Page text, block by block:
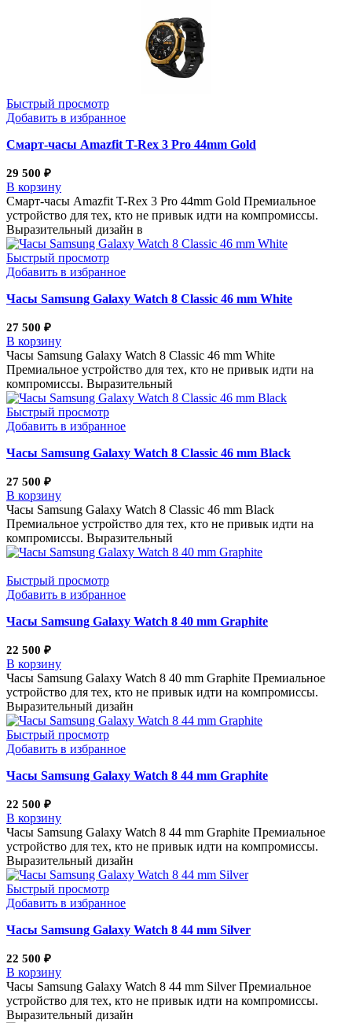
Быстрый просмотр
Добавить в избранное
Смарт-часы Amazfit T-Rex 3 Pro 44mm Gold
29 500 ₽
В корзину
Смарт-часы Amazfit T-Rex 3 Pro 44mm Gold Премиальное
устройство для тех, кто не привык идти на компромиссы.
Выразительный дизайн в
Быстрый просмотр
Добавить в избранное
Часы Samsung Galaxy Watch 8 Classic 46 mm White
27 500 ₽
В корзину
Часы Samsung Galaxy Watch 8 Classic 46 mm White
Премиальное устройство для тех, кто не привык идти на
компромиссы. Выразительный
Быстрый просмотр
Добавить в избранное
Часы Samsung Galaxy Watch 8 Classic 46 mm Black
27 500 ₽
В корзину
Часы Samsung Galaxy Watch 8 Classic 46 mm Black
Премиальное устройство для тех, кто не привык идти на
компромиссы. Выразительный
Быстрый просмотр
Добавить в избранное
Часы Samsung Galaxy Watch 8 40 mm Graphite
22 500 ₽
В корзину
Часы Samsung Galaxy Watch 8 40 mm Graphite Премиальное
устройство для тех, кто не привык идти на компромиссы.
Выразительный дизайн
Быстрый просмотр
Добавить в избранное
Часы Samsung Galaxy Watch 8 44 mm Graphite
22 500 ₽
В корзину
Часы Samsung Galaxy Watch 8 44 mm Graphite Премиальное
устройство для тех, кто не привык идти на компромиссы.
Выразительный дизайн
Быстрый просмотр
Добавить в избранное
Часы Samsung Galaxy Watch 8 44 mm Silver
22 500 ₽
В корзину
Часы Samsung Galaxy Watch 8 44 mm Silver Премиальное
устройство для тех, кто не привык идти на компромиссы.
Выразительный дизайн